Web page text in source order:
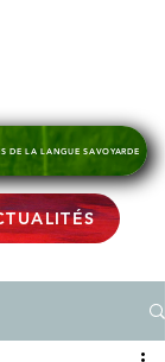
DE LA LANGUE SAVOYARDE